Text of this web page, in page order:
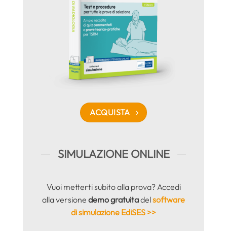
ACQUISTA
SIMULAZIONE ONLINE
Vuoi metterti subito alla prova? Accedi
alla versione demo gratuitadelsoftware
di simulazione EdiSES >>